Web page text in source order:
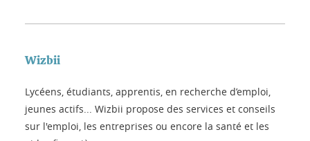
Wizbii
Lycéens, étudiants, apprentis, en recherche d’emploi,
jeunes actifs... Wizbii propose des services et conseils
sur l'emploi, les entreprises ou encore la santé et les